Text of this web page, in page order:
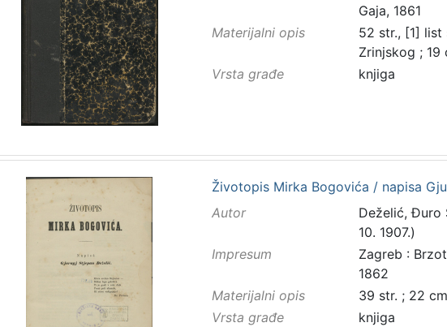
Gaja, 1861
Materijalni opis
52 str., [1] list
Zrinjskog ; 19
Vrsta građe
knjiga
Životopis Mirka Bogovića / napisa
Autor
Deželić, Đuro
10. 1907.)
Impresum
Zagreb :
1862
Materijalni opis
39 str. ; 22 cm
Vrsta građe
knjiga